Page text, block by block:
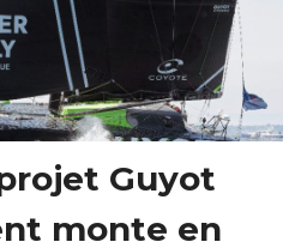
Guyot
monte en